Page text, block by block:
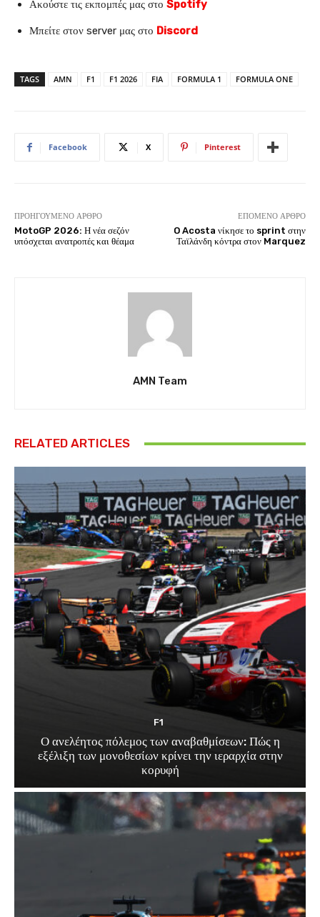
Ακούστε τις εκπομπές μας στο Spotify
Μπείτε στον server μας στο Discord
TAGS AMN F1 F1 2026 FIA FORMULA 1 FORMULA ONE
Facebook X Pinterest
ΠΡΟΗΓΟΎΜΕΝΟ ΆΡΘΡΟ
MotoGP 2026: Η νέα σεζόν
υπόσχεται ανατροπές και θέαμα
ΕΠΌΜΕΝΟ ΆΡΘΡΟ
O Acosta νίκησε το sprint στην
Ταϊλάνδη κόντρα στον Marquez
AMN Team
RELATED ARTICLES
F1
Ο ανελέητος πόλεμος των αναβαθμίσεων: Πώς η
εξέλιξη των μονοθεσίων κρίνει την ιεραρχία στην
κορυφή